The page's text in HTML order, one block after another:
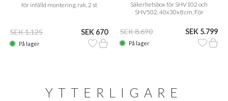
för infälld montering, rak, 2 st
SEK 1.125 SEK 670
På lager
Säkerhetsbox för SHV102 och
SHV502, 40x30x8 cm, För
SEK 8.690 SEK 5.799
På lager
YTTERLIGARE